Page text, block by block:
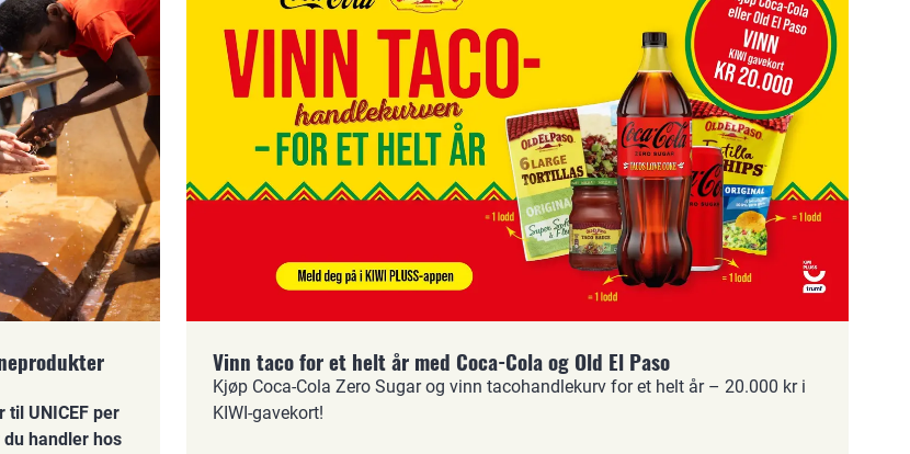
til UNICEF per
du handler hos
Vinn taco for et helt år med Coca-Cola og Old El Paso
Kjøp Coca-Cola Zero Sugar og vinn tacohandlekurv for et helt år – 20.000 kr i
KIWI-gavekort!